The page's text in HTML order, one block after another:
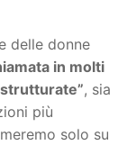
delle donne
in molti
, sia
più
solo su